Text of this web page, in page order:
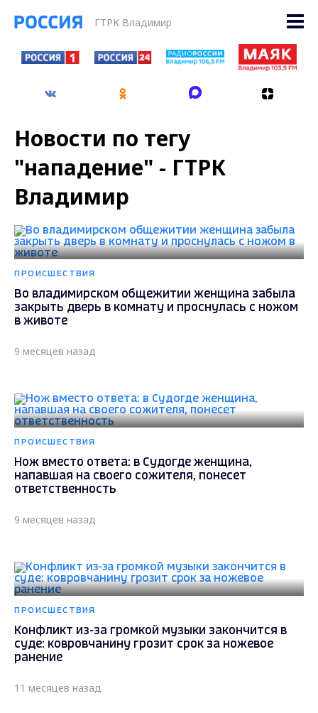
ГТРК Владимир
Новости по тегу
"нападение" - ГТРК
Владимир
ПРОИСШЕСТВИЯ
Во владимирском общежитии женщина забыла
закрыть дверь в комнату и проснулась с ножом
в животе
9 месяцев назад
ПРОИСШЕСТВИЯ
Нож вместо ответа: в Судогде женщина,
напавшая на своего сожителя, понесет
ответственность
9 месяцев назад
ПРОИСШЕСТВИЯ
Конфликт из-за громкой музыки закончится в
суде: ковровчанину грозит срок за ножевое
ранение
11 месяцев назад